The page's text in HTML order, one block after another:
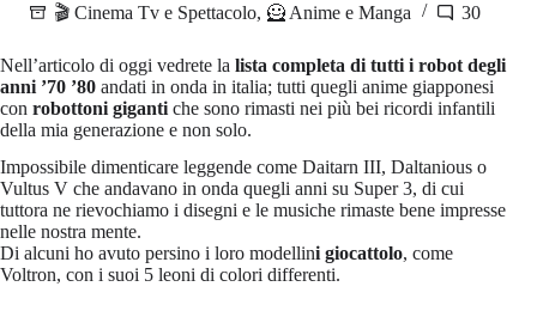
🎬 Cinema Tv e Spettacolo, 🦸 Anime e Manga 30
Nell’articolo di oggi vedrete la lista completa di tutti i robot degli
anni ’70 ’80 andati in onda in italia; tutti quegli anime giapponesi
con robottoni giganti che sono rimasti nei più bei ricordi infantili
della mia generazione e non solo.
Impossibile dimenticare leggende come Daitarn III, Daltanious o
Vultus V che andavano in onda quegli anni su Super 3, di cui
tuttora ne rievochiamo i disegni e le musiche rimaste bene impresse
nelle nostra mente.
Di alcuni ho avuto persino i loro modellini giocattolo, come
Voltron, con i suoi 5 leoni di colori differenti.